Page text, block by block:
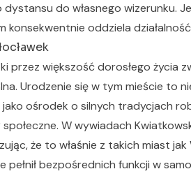
dystansu do własnego wizerunku.
konsekwentnie oddziela
przez większość dorosłego życia
Urodzenie się w tym mieście to
jako ośrodek o silnych tradycjach
W wywiadach
że to właśnie z takich miast
pełnił bezpośrednich funkcji w